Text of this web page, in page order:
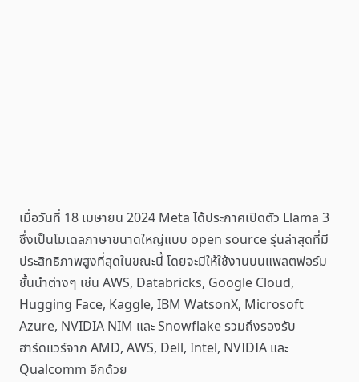
เมื่อวันที่ 18 เมษายน 2024 Meta ได้ประกาศเปิดตัว Llama 3
ซึ่งเป็นโมเดลภาษาขนาดใหญ่แบบ open source รุ่นล่าสุดที่มี
ประสิทธิภาพสูงที่สุดในขณะนี้ โดยจะมีให้ใช้งานบนแพลตฟอร์ม
ชั้นนำต่างๆ เช่น AWS, Databricks, Google Cloud,
Hugging Face, Kaggle, IBM WatsonX, Microsoft
Azure, NVIDIA NIM และ Snowflake รวมถึงรองรับ
ฮาร์ดแวร์จาก AMD, AWS, Dell, Intel, NVIDIA และ
Qualcomm อีกด้วย